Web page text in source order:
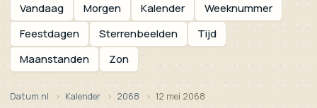
Vandaag Morgen Kalender
Weeknummer
Sterrenbeelden
Tijd
Maanstanden
Zon
Feestdagen
Datum.nl Kalender 2068 12 mei 2068